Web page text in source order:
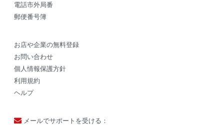
電話市外局番
郵便番号簿
お店や企業の無料登録
お問い合わせ
個人情報保護方針
利用規約
ヘルプ
メールでサポートを受ける：